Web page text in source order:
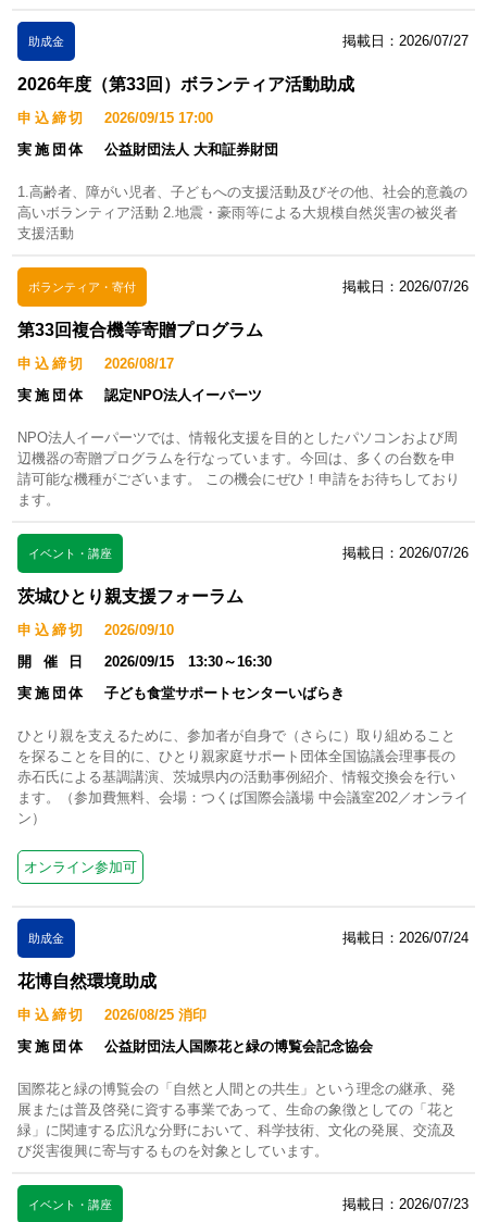
助成金 掲載日：2026/07/27
2026年度（第33回）ボランティア活動助成
申込締切
2026/09/15 17:00
実施団体
公益財団法人 大和証券財団
1.高齢者、障がい児者、子どもへの支援活動及びその他、社会的意義の
高いボランティア活動 2.地震・豪雨等による大規模自然災害の被災者
支援活動
ボランティア・寄付 掲載日：2026/07/26
第33回複合機等寄贈プログラム
申込締切
2026/08/17
実施団体
認定NPO法人イーパーツ
NPO法人イーパーツでは、情報化支援を目的としたパソコンおよび周
辺機器の寄贈プログラムを行なっています。今回は、多くの台数を申
請可能な機種がございます。 この機会にぜひ！申請をお待ちしており
ます。
イベント・講座 掲載日：2026/07/26
茨城ひとり親支援フォーラム
申込締切
2026/09/10
開催日
2026/09/15 13:30～16:30
実施団体
子ども食堂サポートセンターいばらき
ひとり親を支えるために、参加者が自身で（さらに）取り組めること
を探ることを目的に、ひとり親家庭サポート団体全国協議会理事長の
赤石氏による基調講演、茨城県内の活動事例紹介、情報交換会を行い
ます。（参加費無料、会場：つくば国際会議場 中会議室202／オンライ
ン）
オンライン参加可
助成金 掲載日：2026/07/24
花博自然環境助成
申込締切
2026/08/25 消印
実施団体
公益財団法人国際花と緑の博覧会記念協会
国際花と緑の博覧会の「自然と人間との共生」という理念の継承、発
展または普及啓発に資する事業であって、生命の象徴としての「花と
緑」に関連する広汎な分野において、科学技術、文化の発展、交流及
び災害復興に寄与するものを対象としています。
イベント・講座 掲載日：2026/07/23